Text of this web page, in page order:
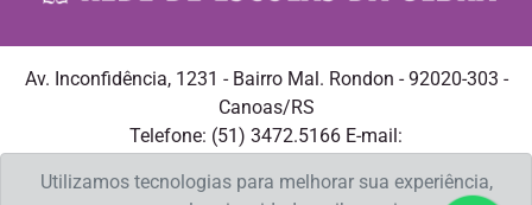
Av. Inconfidência, 1231 - Bairro Mal. Rondon - 92020-303 -
Canoas/RS
Telefone: (51) 3472.5166 E-mail:
Utilizamos tecnologias para melhorar sua experiência,